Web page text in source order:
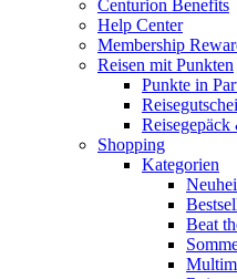
Centurion Benefits
Help Center
Membership
Reisen mit Punkten
Punkte in
Shopping
Kategorien
Beat